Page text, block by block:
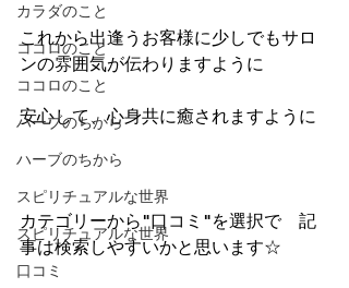
カラダのこと
ココロのこと
ココロのこと
ハーブのちから
ハーブのちから
スピリチュアルな世界
スピリチュアルな世界
口コミ
これから出逢うお客様に少しでもサロ
ンの雰囲気が伝わりますように
安心して、心身共に癒されますように
カテゴリーから"口コミ"を選択で　記
事は検索しやすいかと思います☆